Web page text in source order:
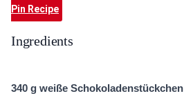
Pin Recipe
Ingredients
340 g weiße Schokoladenstückchen